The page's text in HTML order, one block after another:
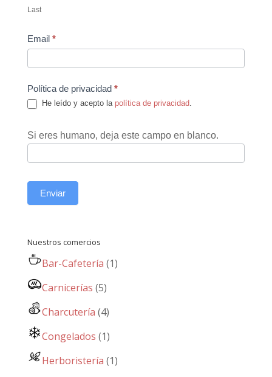
Last
Email *
Política de privacidad *
He leído y acepto la política de privacidad
Si eres humano, deja este campo en blanco.
Enviar
Nuestros comercios
Bar-Cafetería (1)
Carnicerías (5)
Charcutería (4)
Congelados (1)
Herboristería (1)